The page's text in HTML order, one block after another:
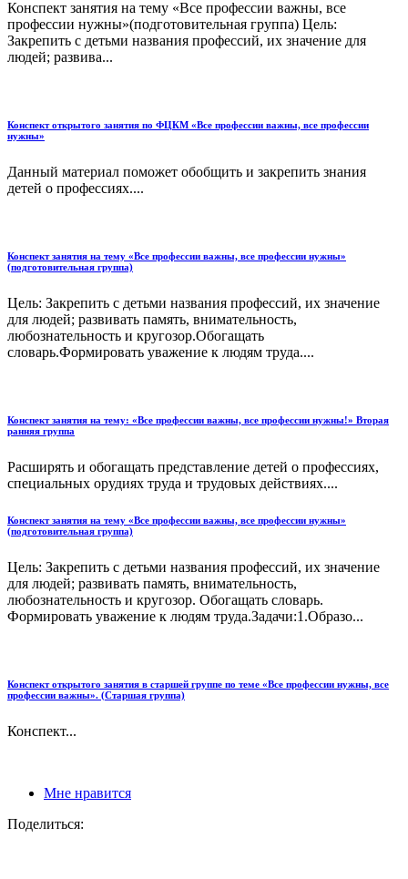
Конспект занятия на тему «Все профессии важны, все
профессии нужны»(подготовительная группа) Цель:
Закрепить с детьми названия профессий, их значение для
людей; развива...
Конспект открытого занятия по ФЦКМ «Все профессии важны, все профессии
нужны»
Данный материал поможет обобщить и закрепить знания
детей о профессиях....
Конспект занятия на тему «Все профессии важны, все профессии нужны»
(подготовительная группа)
Цель: Закрепить с детьми названия профессий, их значение
для людей; развивать память, внимательность,
любознательность и кругозор.Обогащать
словарь.Формировать уважение к людям труда....
Конспект занятия на тему: «Все профессии важны, все профессии нужны!» Вторая
ранняя группа
Расширять и обогащать представление детей о профессиях,
специальных орудиях труда и трудовых действиях....
Конспект занятия на тему «Все профессии важны, все профессии нужны»
(подготовительная группа)
Цель: Закрепить с детьми названия профессий, их значение
для людей; развивать память, внимательность,
любознательность и кругозор. Обогащать словарь.
Формировать уважение к людям труда.Задачи:1.Образо...
Конспект открытого занятия в старшей группе по теме «Все профессии нужны, все
профессии важны». (Старшая группа)
Конспект...
Мне нравится
Поделиться: